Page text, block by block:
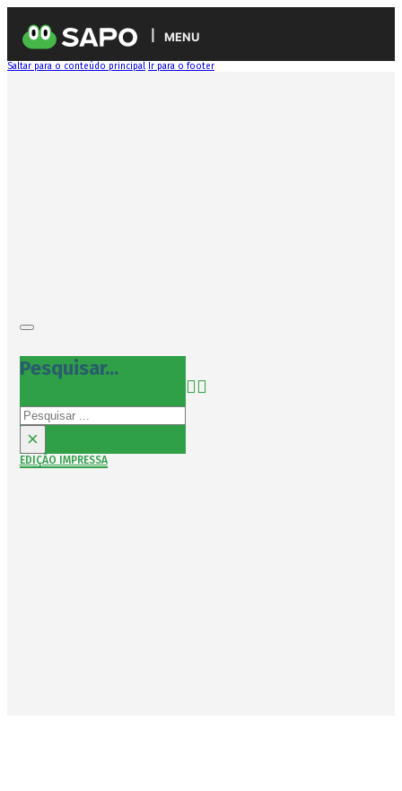
MENU
Saltar para o conteúdo principal Ir para o footer
Pesquisar...
Pesquisar
×
EDIÇÃO IMPRESSA